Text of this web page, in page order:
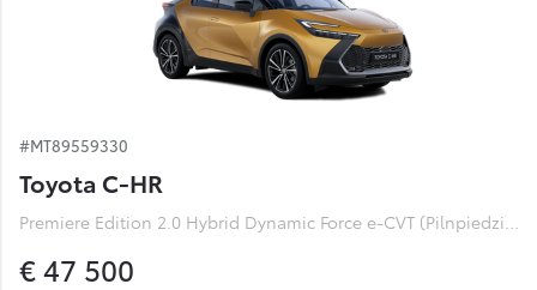
#MT89559330
Toyota C-HR
Premiere Edition 2.0 Hybrid Dynamic Force e-CVT (Pilnpiedziņa) (112 kW)
€ 47 500